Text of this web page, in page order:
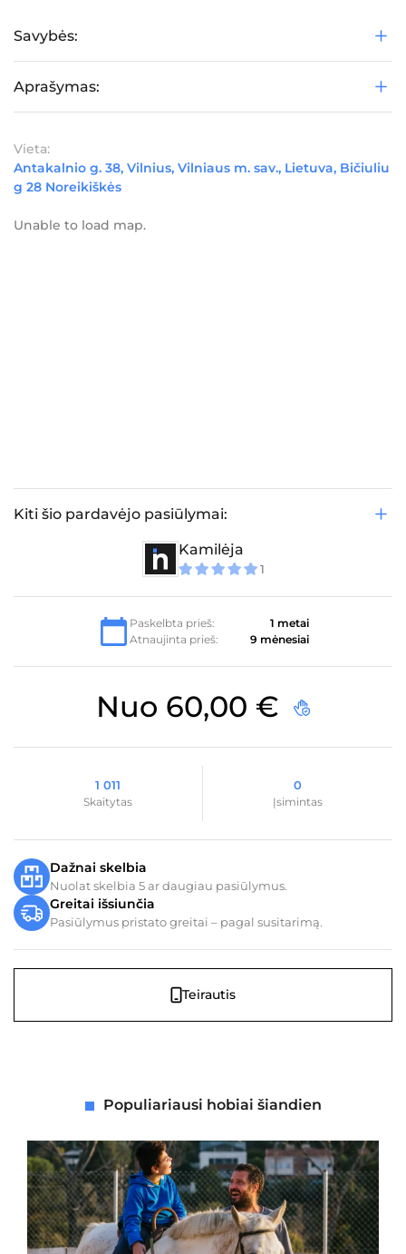
Savybės:
Aprašymas:
Vieta:
Antakalnio g. 38, Vilnius, Vilniaus m. sav., Lietuva, Bičiuliu
g 28 Noreikiškės
Unable to load map.
Kiti šio pardavėjo pasiūlymai:
Kamilėja
1
Paskelbta prieš:
1 metai
Atnaujinta prieš:
9 mėnesiai
Nuo 60,00 €
1 011
Skaitytas
0
Įsimintas
Dažnai skelbia
Nuolat skelbia 5 ar daugiau pasiūlymus.
Greitai išsiunčia
Pasiūlymus pristato greitai – pagal susitarimą.
Teirautis
Populiariausi hobiai šiandien